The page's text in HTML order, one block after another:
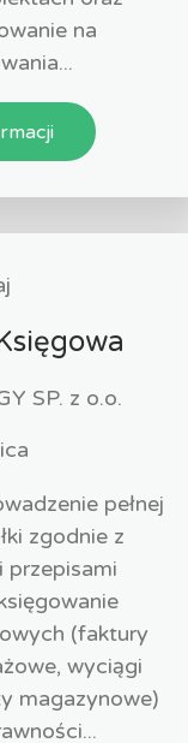
na
SP. z o.o.
pełnej
zgodnie z
przepisami
(faktury
wyciągi
magazynowe)